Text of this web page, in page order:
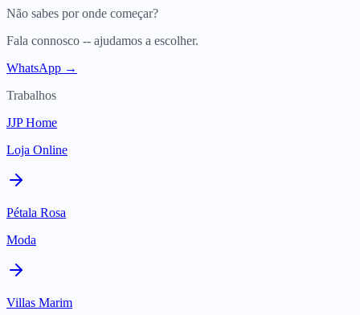
Não sabes por onde começar?
Fala connosco -- ajudamos a escolher.
WhatsApp →
Trabalhos
JJP Home
Loja Online
Pétala Rosa
Moda
Villas Marim